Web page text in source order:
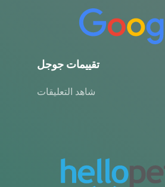
تقييمات جوجل
شاهد التعليقات